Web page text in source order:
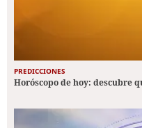
PREDICCIONES
Horóscopo de hoy: descubre